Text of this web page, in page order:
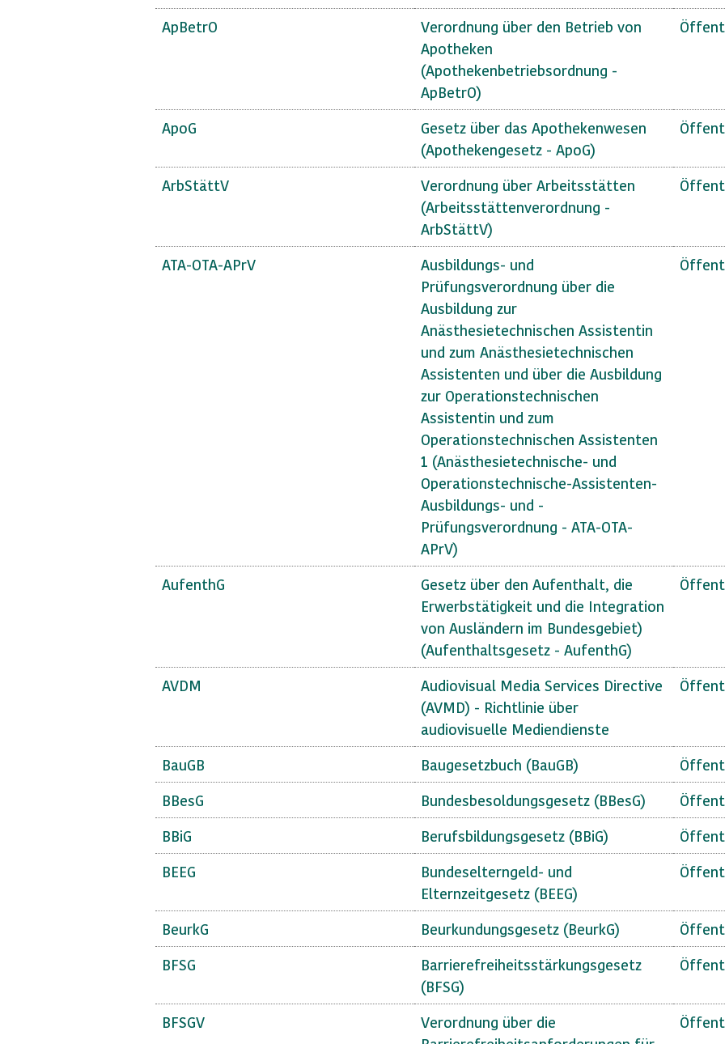
ApBetrO
Verordnung über den Betrieb von
Apotheken
(Apothekenbetriebsordnung -
ApBetrO)
ApoG
Gesetz über das Apothekenwesen
(Apothekengesetz - ApoG)
ArbStättV
Verordnung über Arbeitsstätten
(Arbeitsstättenverordnung -
ArbStättV)
ATA-OTA-APrV
Ausbildungs- und
Prüfungsverordnung über die
Ausbildung zur
Anästhesietechnischen Assistentin
und zum Anästhesietechnischen
Assistenten und über die Ausbildung
zur Operationstechnischen
Assistentin und zum
Operationstechnischen Assistenten
1 (Anästhesietechnische- und
Operationstechnische-Assistenten-
Ausbildungs- und -
Prüfungsverordnung - ATA-OTA-
APrV)
AufenthG
Gesetz über den Aufenthalt, die
Erwerbstätigkeit und die Integration
von Ausländern im Bundesgebiet)
(Aufenthaltsgesetz - AufenthG)
AVDM
Audiovisual Media Services Directive
(AVMD) - Richtlinie über
audiovisuelle Mediendienste
BauGB Baugesetzbuch (BauGB)
BBesG Bundesbesoldungsgesetz (BBesG)
BBiG Berufsbildungsgesetz (BBiG)
BEEG
Bundeselterngeld- und
Elternzeitgesetz (BEEG)
BeurkG Beurkundungsgesetz (BeurkG)
BFSG
Barrierefreiheitsstärkungsgesetz
(BFSG)
BFSGV
Verordnung über die